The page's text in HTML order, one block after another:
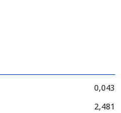
0,043
2,481